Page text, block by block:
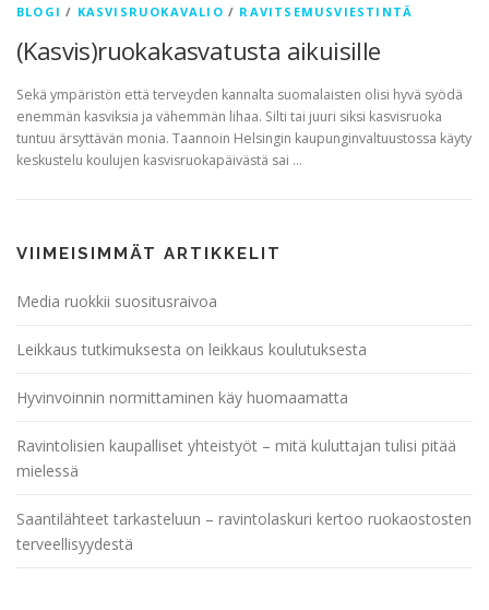
BLOGI / KASVISRUOKAVALIO / RAVITSEMUSVIESTINTÄ
(Kasvis)ruokakasvatusta aikuisille
Sekä ympäristön että terveyden kannalta suomalaisten olisi hyvä syödä
enemmän kasviksia ja vähemmän lihaa. Silti tai juuri siksi kasvisruoka
tuntuu ärsyttävän monia. Taannoin Helsingin kaupunginvaltuustossa käyty
keskustelu koulujen kasvisruokapäivästä sai …
VIIMEISIMMÄT ARTIKKELIT
Media ruokkii suositusraivoa
Leikkaus tutkimuksesta on leikkaus koulutuksesta
Hyvinvoinnin normittaminen käy huomaamatta
Ravintolisien kaupalliset yhteistyöt – mitä kuluttajan tulisi pitää
mielessä
Saantilähteet tarkasteluun – ravintolaskuri kertoo ruokaostosten
terveellisyydestä